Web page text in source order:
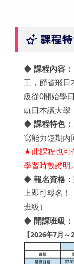
課程
◆ 課程內容：
工，節省飛日
級從0開始學
軌日本讀大學
◆ 課程特色：
寫能力短期內
★此課程也可
學習時數證明。
◆ 報名資格：
上即可報名！
班級）
◆ 開課班級：
【2026年7月～